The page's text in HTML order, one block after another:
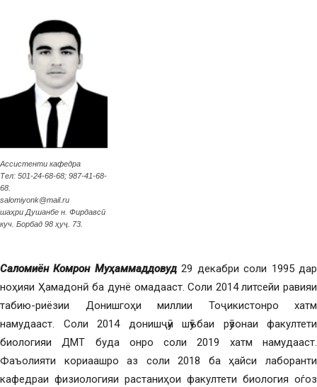
Ассистенти кафедра
Тел: 501-24-68-68; 987-41-68-
68.
salomiyonk@mail.ru
шаҳри Душанбе н. Фирдавсӣ
куч. Борбад 98 ҳуҷ. 73.
Саломиён Комрон Муҳаммаддовуд29 декабри соли 1995 дар
ноҳияи Ҳамадонӣ ба дунё омадааст. Соли 2014 литсейи равияи
табию-риёзии Донишгоҳи миллии Тоҷикистонро хатм
намудааст. Соли 2014 донишҷӯи шӯъбаи рӯзонаи факултети
биологияи ДМТ буда онро соли 2019 хатм намудааст.
Фаъолияти кориаашро аз соли 2018 ба ҳайси лаборанти
кафедраи физиологияи растаниҳои факултети биология оѓоз